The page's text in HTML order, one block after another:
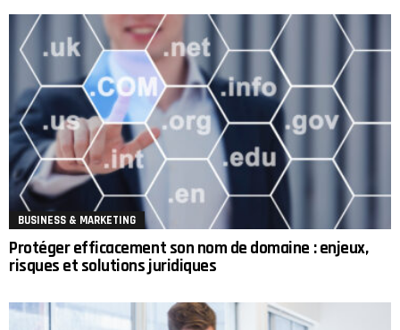
BUSINESS & MARKETING
Protéger efficacement son nom de domaine : enjeux,
risques et solutions juridiques